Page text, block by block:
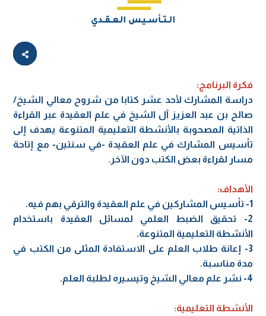
فكرة البرنامج:
دراسة المشارك لأحد عشر كتابا من شروح معالي الشيخ/
صالح بن عبد العزيز آل الشيخ في علم العقيدة عبر القراءة
الذاتية المصحوبة بالأنشطة التعليمية المتنوعة يهدف إلى
تأسيس المشارك في علم العقيدة -في سنتين- مع إتاحة
مسار لقراءة بعض الكتب دون الآخر.
الأهداف:
1- تأسيس المشاركين في علم العقيدة والترقي بهم فيه.
2- تحقيق الضبط العلمي لمسائل العقيدة باستخدام
الأنشطة التعليمية المتنوعة.
3- إعانة طلاب العلم على الاستفادة المثلى من الكتب في
مدة مناسبة.
4- نشر علم معالي الشيخ وتيسيره لطلبة العلم.
الأنشطة التعليمية: